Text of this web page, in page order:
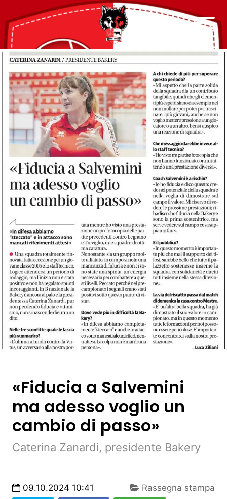
«Fiducia a Salvemini
ma adesso voglio un
cambio di passo»
Caterina Zanardi, presidente Bakery
09.10.2024 10:41 Rassegna stampa